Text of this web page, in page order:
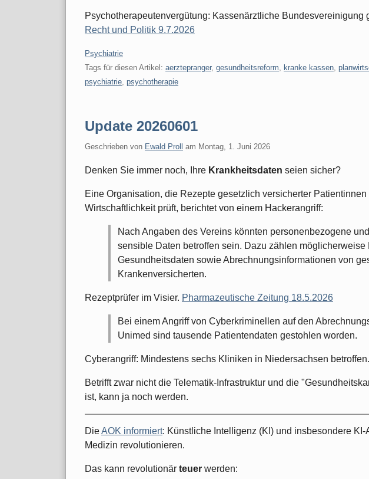
Psychotherapeutenvergütung: Kassenärztliche Bundesvereinigung
Recht und Politik 9.7.2026
Kategorien:
Psychiatrie
Tags für diesen Artikel: aerztepranger, gesundheitsreform, kranke kassen,
psychiatrie, psychotherapie
Update 20260601
Geschrieben von Ewald Proll am Montag, 1. Juni 2026
Denken Sie immer noch, Ihre Krankheitsdaten seien sicher?
Eine Organisation, die Rezepte gesetzlich versicherter
Wirtschaftlichkeit prüft, berichtet von einem Hackerangriff:
Nach Angaben des Vereins könnten personenbezogene
sensible Daten betroffen sein. Dazu zählen möglicherweise
Gesundheitsdaten sowie Abrechnungsinformationen von
Krankenversicherten.
Rezeptprüfer im Visier. Pharmazeutische Zeitung 18.5.2026
Bei einem Angriff von Cyberkriminellen auf den
Unimed sind tausende Patientendaten gestohlen worden.
Cyberangriff: Mindestens sechs Kliniken in Niedersachsen betroffen.
Betrifft zwar nicht die Telematik-Infrastruktur und die
ist, kann ja noch werden.
DieAOK informiert: Künstliche Intelligenz (KI) und insbesondere
Medizin revolutionieren.
Das kann revolutionär teuer werden: